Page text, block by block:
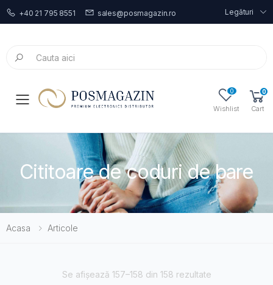
+40 21 795 8551 sales@posmagazin.ro Legături
Toggle mobile menu
0
Wishlist
0
Cart
Cititoare de coduri de bare
Acasa Articole
Se afișează 157–158 din 158 rezultate